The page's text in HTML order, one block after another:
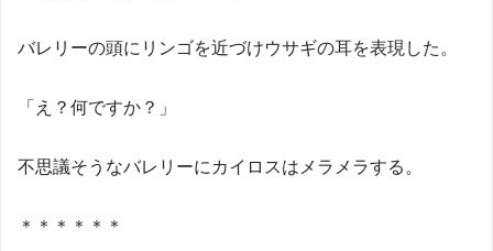
バレリーの頭にリンゴを近づけウサギの耳を表現した。
「え？何ですか？」
不思議そうなバレリーにカイロスはメラメラする。
＊＊＊＊＊＊